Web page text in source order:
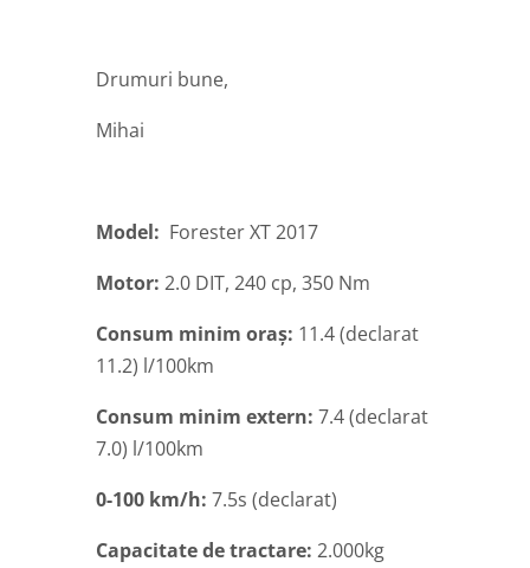
Drumuri bune,
Mihai
Model: Forester XT 2017
Motor: 2.0 DIT, 240 cp, 350 Nm
Consum minim oraș: 11.4 (declarat
11.2) l/100km
Consum minim extern: 7.4 (declarat
7.0) l/100km
0-100 km/h: 7.5s (declarat)
Capacitate de tractare: 2.000kg